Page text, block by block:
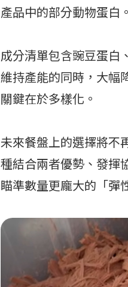
產品中的部分動物蛋白。
成分清單包含豌豆蛋白
維持產能的同時，大幅
關鍵在於多樣化。
未來餐盤上的選擇將不
種結合兩者優勢、發揮
瞄準數量更龐大的「彈